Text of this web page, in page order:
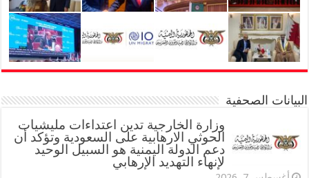
البيانات الصحفية
وزارة الخارجية تدين اعتداءات مليشيات
الحوثي الارهابية على السعودية وتؤكد أن
دعم الدولة اليمنية هو السبيل الوحيد
لإنهاء التهديد الإرهابي